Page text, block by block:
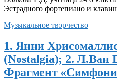
Эстрадного фортепиано и
Музыкальное творчество
1. Янни
(Nostalgia); 2. Л.Ван
Фрагмент